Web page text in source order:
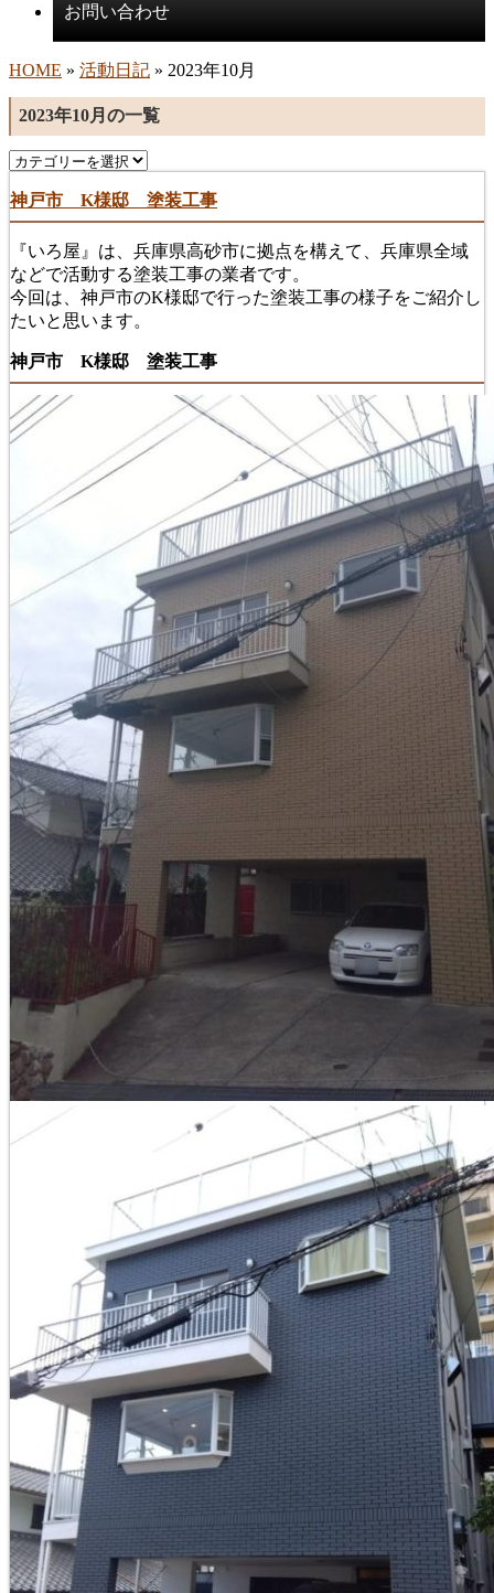
お問い合わせ
HOME » 活動日記 » 2023年10月
2023年10月の一覧
神戸市 K様邸 塗装工事
『いろ屋』は、兵庫県高砂市に拠点を構えて、兵庫県全域
などで活動する塗装工事の業者です。
今回は、神戸市のK様邸で行った塗装工事の様子をご紹介し
たいと思います。
神戸市 K様邸 塗装工事